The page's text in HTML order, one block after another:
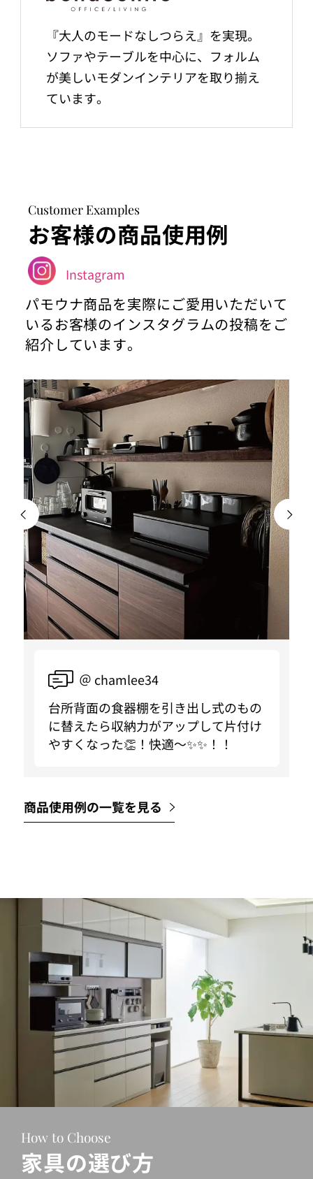
『大人のモードなしつらえ』を実現。
ソファやテーブルを中心に、フォルム
が美しいモダンインテリアを取り揃え
ています。
Customer Examples
お客様の商品使用例
Instagram
パモウナ商品を実際にご愛用いただいて
いるお客様のインスタグラムの投稿をご
紹介しています。
＠ chamlee34
台所背面の食器棚を引き出し式のもの
に替えたら収納力がアップして片付け
やすくなった👏！快適〜✨✨！！
商品使用例の一覧を見る
How to Choose
家具の選び方